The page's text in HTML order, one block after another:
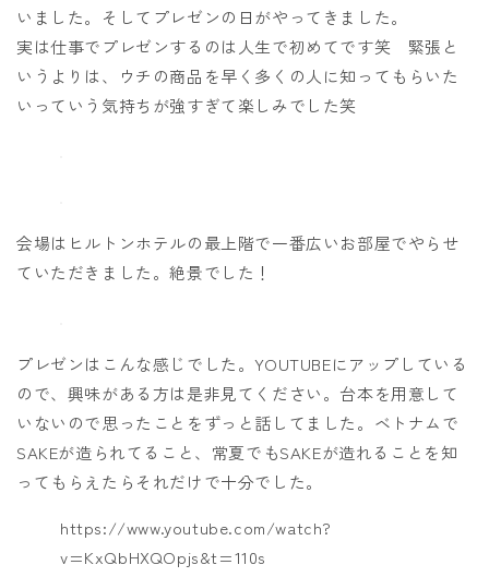
いました。そしてプレゼンの日がやってきました。
実は仕事でプレゼンするのは人生で初めてです笑 緊張と
いうよりは、ウチの商品を早く多くの人に知ってもらいた
いっていう気持ちが強すぎて楽しみでした笑
会場はヒルトンホテルの最上階で一番広いお部屋でやらせ
ていただきました。絶景でした！
プレゼンはこんな感じでした。YOUTUBEにアップしている
ので、興味がある方は是非見てください。台本を用意して
いないので思ったことをずっと話してました。ベトナムで
SAKEが造られてること、常夏でもSAKEが造れることを知
ってもらえたらそれだけで十分でした。
https://www.youtube.com/watch?
v=KxQbHXQOpjs&t=110s